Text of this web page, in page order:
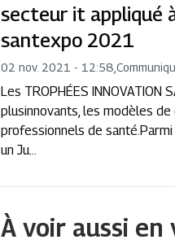
secteur it appliqué
santexpo 2021
02 nov. 2021 - 12:58 ,
Les TROPHÉES
plusinnovants, les modèles
professionnels de
un Ju...
À voir aussi en